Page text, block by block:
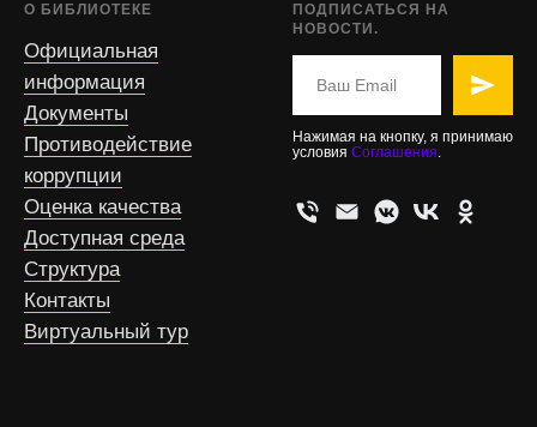
О БИБЛИОТЕКЕ
Официальная
информация
Документы
Противодействие
коррупции
Оценка качества
Доступная среда
Структура
Контакты
Виртуальный тур
ПОДПИСАТЬСЯ НА
НОВОСТИ.
Нажимая на кнопку, я принимаю
условия Соглашения.